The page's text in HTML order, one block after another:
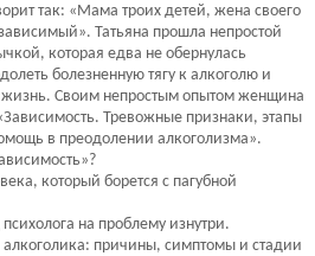
так: «Мама троих детей, жена своего
Татьяна прошла непростой
которая едва не обернулась
болезненную тягу к алкоголю и
Своим непростым опытом женщина
Тревожные признаки, этапы
в преодолении алкоголизма».
который борется с пагубной
на проблему изнутри.
причины, симптомы и стадии